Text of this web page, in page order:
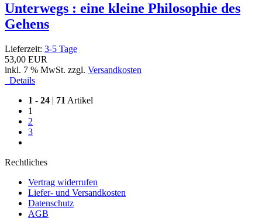
Unterwegs : eine kleine Philosophie des
Gehens
Lieferzeit: 3-5 Tage
53,00 EUR
inkl. 7 % MwSt. zzgl. Versandkosten
Details
1 - 24 | 71 Artikel
1
2
3
Rechtliches
Vertrag widerrufen
Liefer- und Versandkosten
Datenschutz
AGB